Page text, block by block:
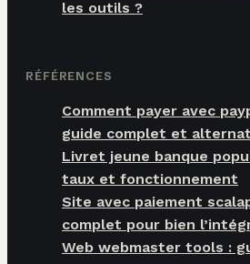
les outils ?
RÉFÉRENCES
Comment payer avec
guide complet et
Livret jeune banque
taux et fonctionnement
Site avec paiement
complet pour bien
Web webmaster tools :